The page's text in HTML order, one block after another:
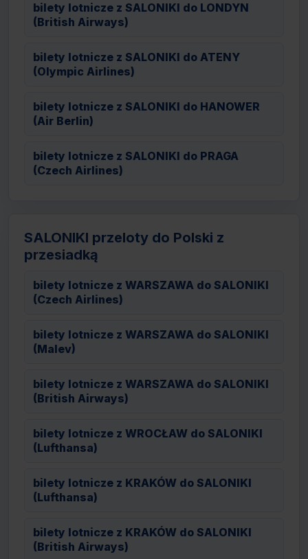
bilety lotnicze z SALONIKI do LONDYN
(British Airways)
bilety lotnicze z SALONIKI do ATENY
(Olympic Airlines)
bilety lotnicze z SALONIKI do HANOWER
(Air Berlin)
bilety lotnicze z SALONIKI do PRAGA
(Czech Airlines)
SALONIKI przeloty do Polski z
przesiadką
bilety lotnicze z WARSZAWA do SALONIKI
(Czech Airlines)
bilety lotnicze z WARSZAWA do SALONIKI
(Malev)
bilety lotnicze z WARSZAWA do SALONIKI
(British Airways)
bilety lotnicze z WROCŁAW do SALONIKI
(Lufthansa)
bilety lotnicze z KRAKÓW do SALONIKI
(Lufthansa)
bilety lotnicze z KRAKÓW do SALONIKI
(British Airways)